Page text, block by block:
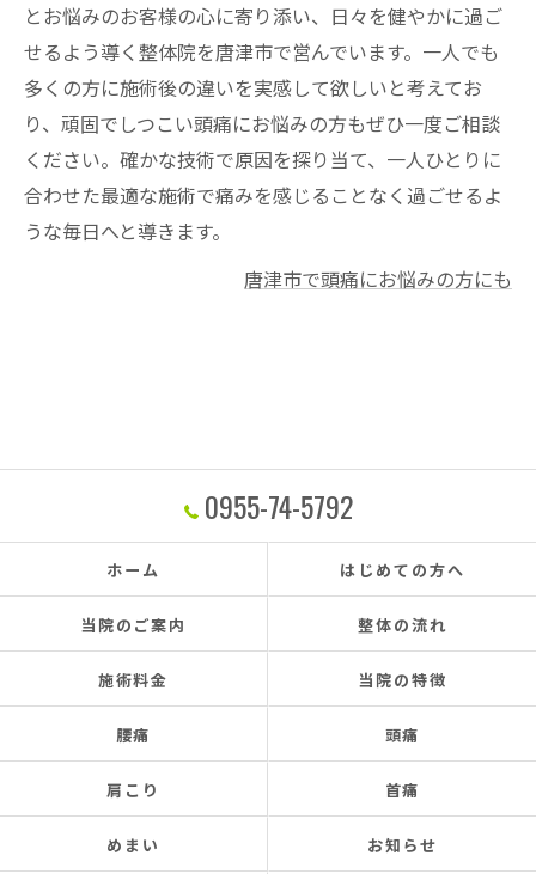
とお悩みのお客様の心に寄り添い、日々を健やかに過ご
せるよう導く整体院を唐津市で営んでいます。一人でも
多くの方に施術後の違いを実感して欲しいと考えてお
り、頑固でしつこい頭痛にお悩みの方もぜひ一度ご相談
ください。確かな技術で原因を探り当て、一人ひとりに
合わせた最適な施術で痛みを感じることなく過ごせるよ
うな毎日へと導きます。
唐津市で頭痛にお悩みの方にも
0955-74-5792
ホーム はじめての方へ
当院のご案内 整体の流れ
施術料金 当院の特徴
腰痛 頭痛
肩こり 首痛
めまい お知らせ